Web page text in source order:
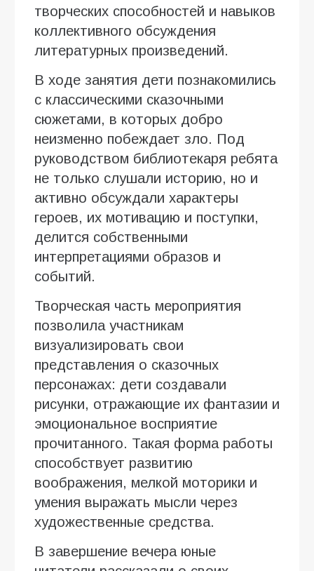
творческих способностей и навыков
коллективного обсуждения
литературных произведений.
В ходе занятия дети познакомились
с классическими сказочными
сюжетами, в которых добро
неизменно побеждает зло. Под
руководством библиотекаря ребята
не только слушали историю, но и
активно обсуждали характеры
героев, их мотивацию и поступки,
делится собственными
интерпретациями образов и
событий.
Творческая часть мероприятия
позволила участникам
визуализировать свои
представления о сказочных
персонажах: дети создавали
рисунки, отражающие их фантазии и
эмоциональное восприятие
прочитанного. Такая форма работы
способствует развитию
воображения, мелкой моторики и
умения выражать мысли через
художественные средства.
В завершение вечера юные